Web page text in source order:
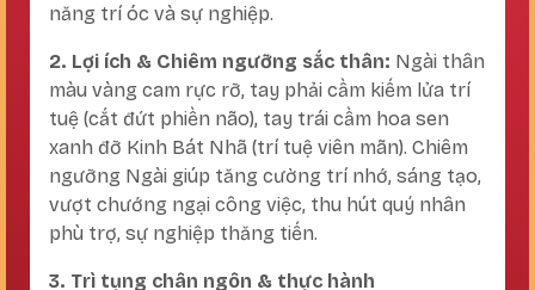
năng trí óc và sự nghiệp.
2. Lợi ích & Chiêm ngưỡng sắc thân: Ngài thân
màu vàng cam rực rỡ, tay phải cầm kiếm lửa trí
tuệ (cắt đứt phiền não), tay trái cầm hoa sen
xanh đỡ Kinh Bát Nhã (trí tuệ viên mãn). Chiêm
ngưỡng Ngài giúp tăng cường trí nhớ, sáng tạo,
vượt chướng ngại công việc, thu hút quý nhân
phù trợ, sự nghiệp thăng tiến.
3. Trì tụng chân ngôn & thực hành